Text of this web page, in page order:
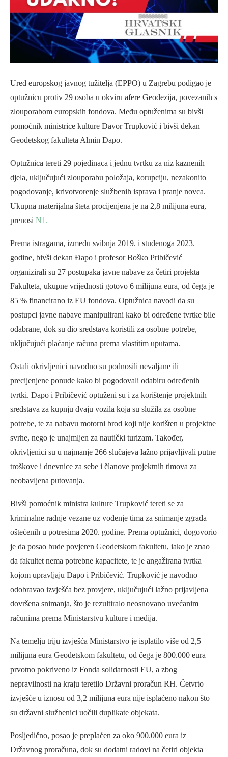
Ured europskog javnog tužitelja (EPPO) u Zagrebu podigao je
optužnicu protiv 29 osoba u okviru afere Geodezija, povezanih s
zlouporabom europskih fondova. Među optuženima su bivši
pomoćnik ministrice kulture Davor Trupković i bivši dekan
Geodetskog fakulteta Almin Đapo.
Optužnica tereti 29 pojedinaca i jednu tvrtku za niz kaznenih
djela, uključujući zlouporabu položaja, korupciju, nezakonito
pogodovanje, krivotvorenje službenih isprava i pranje novca.
Ukupna materijalna šteta procijenjena je na 2,8 milijuna eura,
prenosi N1.
Prema istragama, između svibnja 2019. i studenoga 2023.
godine, bivši dekan Đapo i profesor Boško Pribičević
organizirali su 27 postupaka javne nabave za četiri projekta
Fakulteta, ukupne vrijednosti gotovo 6 milijuna eura, od čega je
85 % financirano iz EU fondova. Optužnica navodi da su
postupci javne nabave manipulirani kako bi određene tvrtke bile
odabrane, dok su dio sredstava koristili za osobne potrebe,
uključujući plaćanje računa prema vlastitim uputama.
Ostali okrivljenici navodno su podnosili nevaljane ili
precijenjene ponude kako bi pogodovali odabiru određenih
tvrtki. Đapo i Pribičević optuženi su i za korištenje projektnih
sredstava za kupnju dvaju vozila koja su služila za osobne
potrebe, te za nabavu motorni brod koji nije korišten u projektne
svrhe, nego je unajmljen za nautički turizam. Također,
okrivljenici su u najmanje 266 slučajeva lažno prijavljivali putne
troškove i dnevnice za sebe i članove projektnih timova za
neobavljena putovanja.
Bivši pomoćnik ministra kulture Trupković tereti se za
kriminalne radnje vezane uz vođenje tima za snimanje zgrada
oštećenih u potresima 2020. godine. Prema optužnici, dogovorio
je da posao bude povjeren Geodetskom fakultetu, iako je znao
da fakultet nema potrebne kapacitete, te je angažirana tvrtka
kojom upravljaju Đapo i Pribičević. Trupković je navodno
odobravao izvješća bez provjere, uključujući lažno prijavljena
dovršena snimanja, što je rezultiralo neosnovano uvećanim
računima prema Ministarstvu kulture i medija.
Na temelju triju izvješća Ministarstvo je isplatilo više od 2,5
milijuna eura Geodetskom fakultetu, od čega je 800.000 eura
prvotno pokriveno iz Fonda solidarnosti EU, a zbog
nepravilnosti na kraju teretilo Državni proračun RH. Četvrto
izvješće u iznosu od 3,2 milijuna eura nije isplaćeno nakon što
su državni službenici uočili duplikate objekata.
Posljedično, posao je preplaćen za oko 900.000 eura iz
Državnog proračuna, dok su dodatni radovi na četiri objekta